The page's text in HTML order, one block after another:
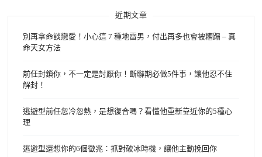
近期文章
別再拿命談戀愛！小心這 7 種地雷男，付出再多也會被糟蹋 – 真
命天女方法
前任封鎖你，不一定是討厭你！斷聯期必做5件事，讓他忍不住
解封！
逃避型前任忽冷忽熱，是想復合嗎？看懂他重新靠近你的5種心
理
逃避型還想你的6個徵兆：抓對破冰時機，讓他主動挽回你